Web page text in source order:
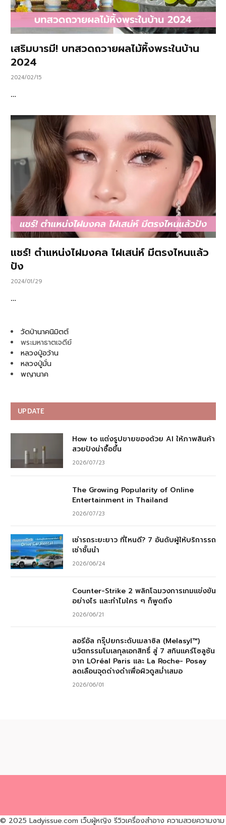
เสริมบารมี! บทสวดถวายผลไม้หิ้งพระในบ้าน
2024
2024/02/15
…
แชร์! ตำแหน่งไฝมงคล ไฝเสน่ห์ มีตรงไหนแล้ว
ปัง
2024/01/29
…
วัดป่านาคนิมิตต์
พระมหาธาตเจดีย์
หลวงปู่อว้าน
หลวงปู่มั่น
พญานาค
UPDATE
How to แต่งรูปขายของด้วย AI ให้ภาพสินค้า
สวยปังน่าซื้อขึ้น
2026/07/23
The Growing Popularity of Online
Entertainment in Thailand
2026/07/23
เช่ารถระยะยาว ที่ไหนดี? 7 อันดับผู้ให้บริการรถ
เช่าชั้นนำ
2026/06/24
Counter-Strike 2 พลิกโฉมวงการเกมแข่งขัน
อย่างไร และทำไมใคร ๆ ก็พูดถึง
2026/06/21
ลอรีอัล กรุ๊ปยกระดับเมลาซิล (Melasyl™)
นวัตกรรมโมเลกุลเอกสิทธิ์ สู่ 7 สกินแคร์โซลูชัน
จาก LOréal Paris และ La Roche- Posay
ลดเลือนจุดด่างดำเพื่อผิวดูสม่ำเสมอ
2026/06/01
© 2025 Ladyissue.com เว็บผู้หญิง รีวิวเครื่องสำอาง ความสวยความงาม